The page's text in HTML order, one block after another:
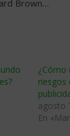
Brown…
¿Cómo
riesgos
agosto
En